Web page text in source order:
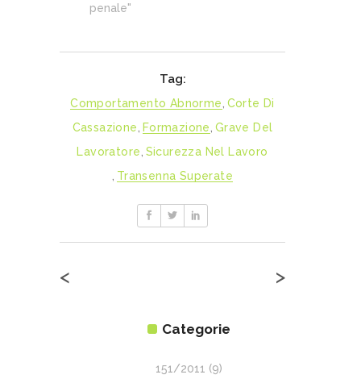
penale"
Tag:
Comportamento Abnorme Corte Di
Cassazione Formazione Grave Del
Lavoratore Sicurezza Nel Lavoro
Transenna Superate
< >
Categorie
151/2011 (9)